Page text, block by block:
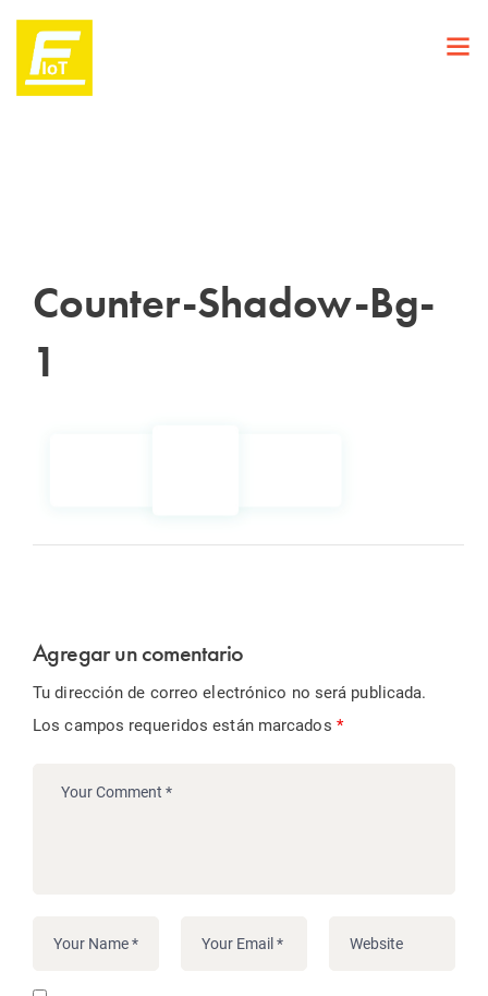
Counter-Shadow-Bg-
1
Agregar un comentario
Tu dirección de correo electrónico no será publicada.
Los campos requeridos están marcados *